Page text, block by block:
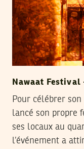
Nawaat Festival
Pour célébrer son
lancé son propre
ses locaux au
l’événement a